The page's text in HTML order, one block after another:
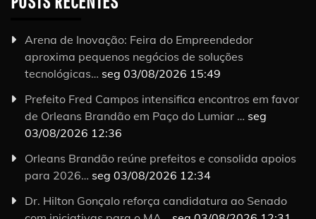
Arena de Inovação: Feira do Empreendedor
aproxima pequenos negócios de soluções
tecnológicas… seg 03/08/2026 15:49
Prefeito Fred Campos intensifica encontros em favor
de Orleans Brandão em Paço do Lumiar … seg
03/08/2026 12:36
Orleans Brandão reúne prefeitos e consolida apoios
para 2026… seg 03/08/2026 12:34
Dr. Hilton Gonçalo reforça candidatura ao Senado